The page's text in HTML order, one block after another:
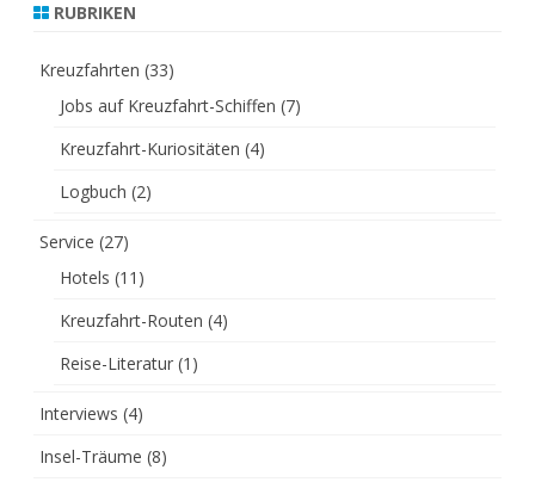
RUBRIKEN
Kreuzfahrten (33)
Jobs auf Kreuzfahrt-Schiffen (7)
Kreuzfahrt-Kuriositäten (4)
Logbuch (2)
Service (27)
Hotels (11)
Kreuzfahrt-Routen (4)
Reise-Literatur (1)
Interviews (4)
Insel-Träume (8)